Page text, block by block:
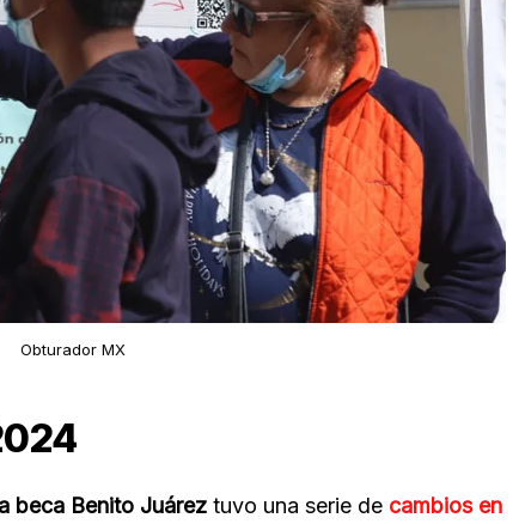
Obturador MX
beca Benito Juárez tuvo una serie de cambios en